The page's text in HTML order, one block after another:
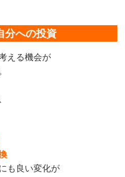
分への投資
える機会が
も良い変化が